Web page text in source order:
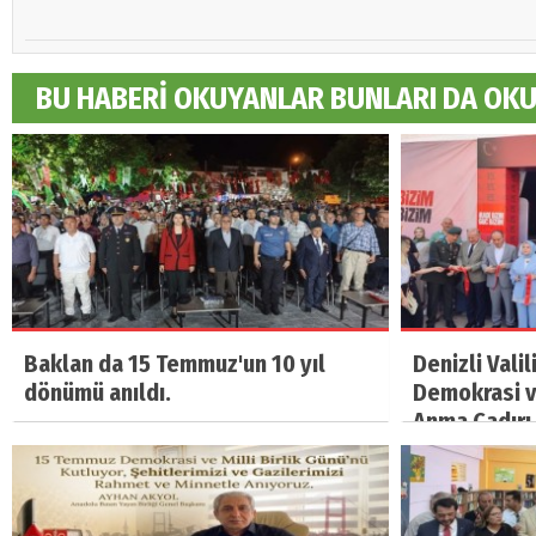
BU HABERİ OKUYANLAR BUNLARI DA
Baklan da 15 Temmuz'un 10 yıl
dönümü anıldı.
Denizli
Demokrasi
Anma